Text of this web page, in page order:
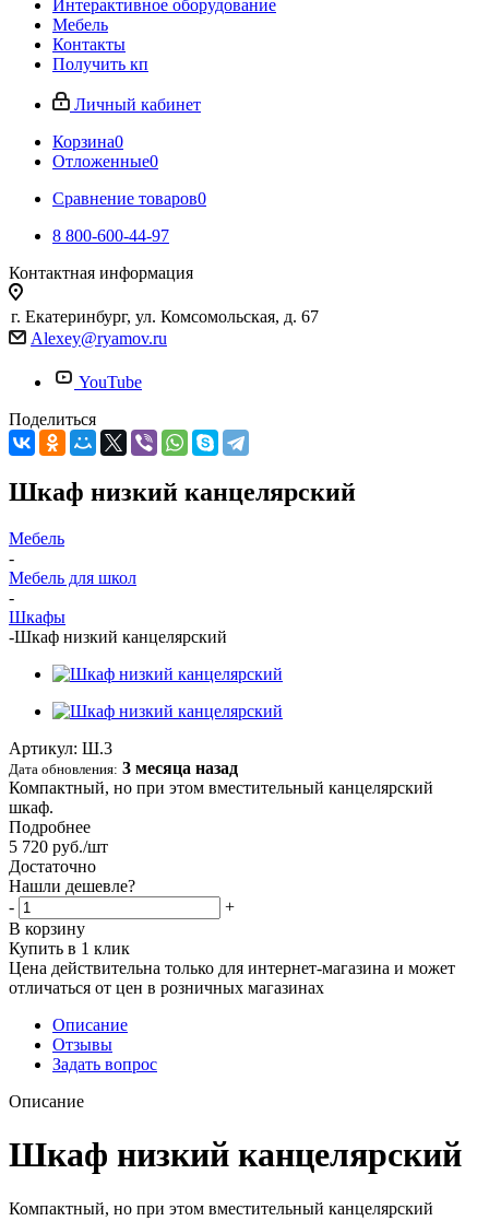
Интерактивное оборудование
Мебель
Контакты
Получить кп
Личный кабинет
Корзина0
Отложенные0
Сравнение товаров0
8 800-600-44-97
Контактная информация
г. Екатеринбург, ул. Комсомольская, д. 67
Alexey@ryamov.ru
YouTube
Поделиться
Шкаф низкий канцелярский
Мебель
-
Мебель для школ
-
Шкафы
-Шкаф низкий канцелярский
Артикул: Ш.3
Дата обновления: 3 месяца назад
Компактный, но при этом вместительный канцелярский
шкаф.
Подробнее
5 720 руб./шт
Достаточно
Нашли дешевле?
-
+
В корзину
Купить в 1 клик
Цена действительна только для интернет-магазина и может
отличаться от цен в розничных магазинах
Описание
Отзывы
Задать вопрос
Описание
Шкаф низкий канцелярский
Компактный, но при этом вместительный канцелярский